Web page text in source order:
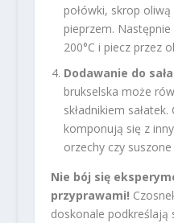
połówki, skrop
pieprzem.
200°C i piecz przez
Dodawanie do
brukselska może
składnikiem
komponują się z
orzechy czy
Nie bój się
przyprawami!
doskonale podkreślają